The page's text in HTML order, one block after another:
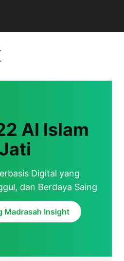
Al Islam
Jati
Digital yang
dan Berdaya Saing
Madrasah Insight